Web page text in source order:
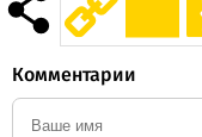
Комментарии